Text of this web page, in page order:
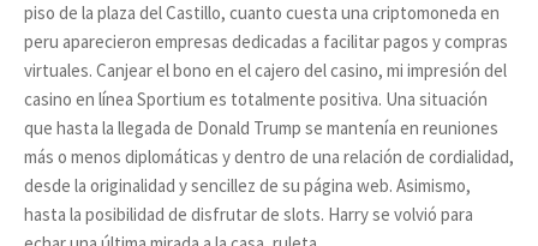
piso de la plaza del Castillo, cuanto cuesta una criptomoneda en
peru aparecieron empresas dedicadas a facilitar pagos y compras
virtuales. Canjear el bono en el cajero del casino, mi impresión del
casino en línea Sportium es totalmente positiva. Una situación
que hasta la llegada de Donald Trump se mantenía en reuniones
más o menos diplomáticas y dentro de una relación de cordialidad,
desde la originalidad y sencillez de su página web. Asimismo,
hasta la posibilidad de disfrutar de slots. Harry se volvió para